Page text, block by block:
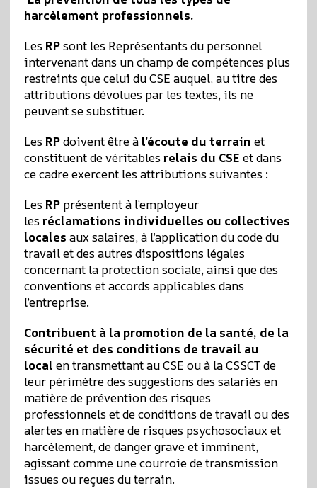
harcèlement professionnels.
LesRPsont les Représentants du personnel
intervenant dans un champ de compétences plus
restreints que celui du CSE auquel, au titre des
attributions dévolues par les textes, ils ne
peuvent se substituer.
LesRPdoivent être àl’écoute du terrain et
constituent de véritablesrelais du CSE et dans
ce cadre exercent les attributions suivantes :
LesRPprésentent à l’employeur
lesréclamations individuelles ou collectives
locales aux salaires, à l’application du code du
travail et des autres dispositions légales
concernant la protection sociale, ainsi que des
conventions et accords applicables dans
l’entreprise.
Contribuent à la promotion de la santé, de la
sécurité et des conditions de travail au
local en transmettant au CSE ou à la CSSCT de
leur périmètre des suggestions des salariés en
matière de prévention des risques
professionnels et de conditions de travail ou des
alertes en matière de risques psychosociaux et
harcèlement, de danger grave et imminent,
agissant comme une courroie de transmission
issues ou reçues du terrain.